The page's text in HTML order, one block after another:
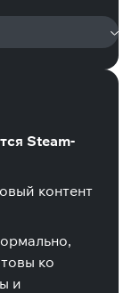
Steam-
контент
ко
и